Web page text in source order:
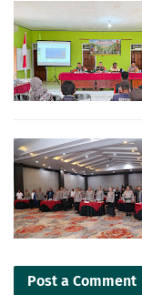
Post a Comment